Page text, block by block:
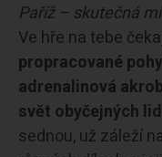
Paříž – skutečná
Ve hře na tebe
propracované
adrenalinová
svět obyčejných
sednou, už záleží